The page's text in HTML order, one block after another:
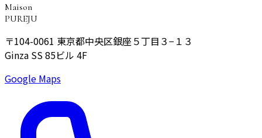
Maison
PUREJU
〒104-0061 東京都中央区銀座５丁目３−１３
Ginza SS 85ビル 4F
Google Maps